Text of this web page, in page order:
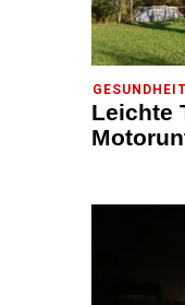
GESUNDHEIT
Leichte